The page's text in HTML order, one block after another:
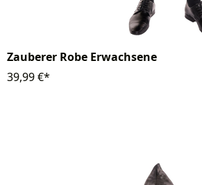
Zauberer Robe Erwachsene
39,99 €*